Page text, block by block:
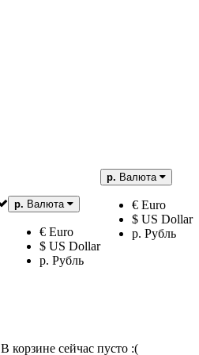
р. Валюта
€ Euro
$ US Dollar
р. Рубль
р. Валюта
€ Euro
$ US Dollar
р. Рубль
В корзине сейчас пусто :(